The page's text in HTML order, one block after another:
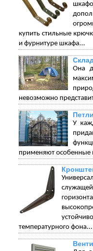
купить стильные
и фурнитуре шкафа...
Она
невозможно
У
применяют особенные
температурного фона...